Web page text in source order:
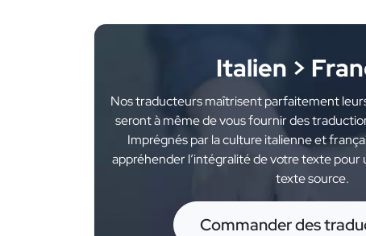
Italien >
Nos traducteurs maîtrisent parfaitement
seront à même de vous fournir des
Imprégnés par la culture italienne et
appréhender l’intégralité de votre texte pour
texte source.
Commander des